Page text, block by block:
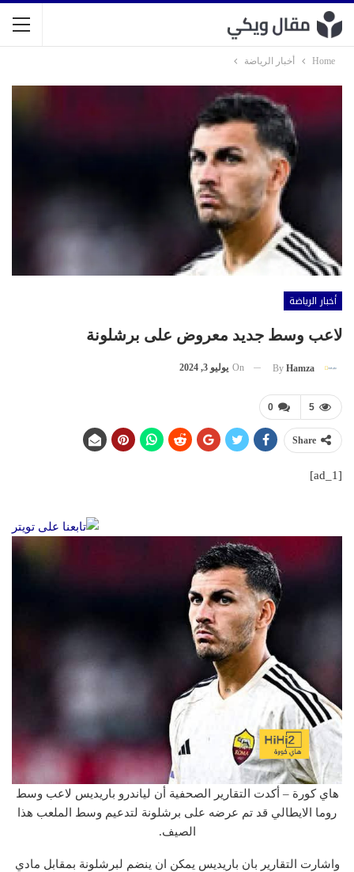
Home أخبار الرياضة
أخبار الرياضة
لاعب وسط جديد معروض على برشلونة
By Hamza
On يوليو 3, 2024
0 5
Share
[ad_1]
هاي كورة – أكدت التقارير الصحفية أن لياندرو باريديس لاعب وسط
روما الايطالي قد تم عرضه على برشلونة لتدعيم وسط الملعب هذا
الصيف.
واشارت التقارير بان باريديس يمكن ان ينضم لبرشلونة بمقابل مادي